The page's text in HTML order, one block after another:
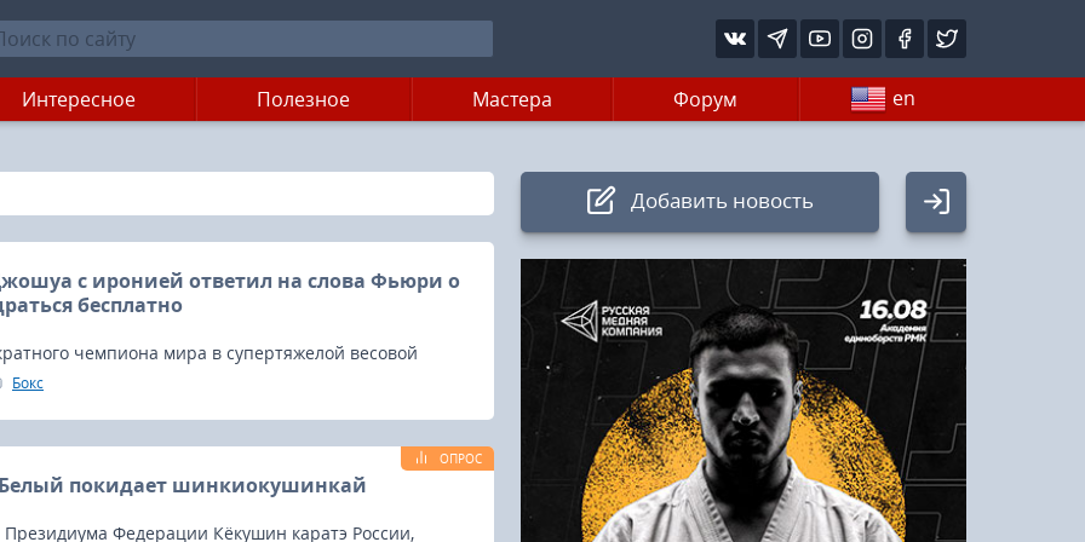
Интересное Полезное Мастера Форум en
с иронией ответил на слова Фьюри о
бесплатно
чемпиона мира в супертяжелой весовой
Джошуа Эдди Хирн отреагировал на слова
провести бой с его подопечным на бесплатной
одержит победу в поединке-реванше с
Украины Александром Усиком.
Бокс
покидает шинкиокушинкай
Федерации Кёкушин каратэ России,
ОПРОС
Добавить новость
Авторизация
Логин:
Пароль
Войти